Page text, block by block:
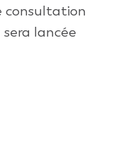
consultation
lancée